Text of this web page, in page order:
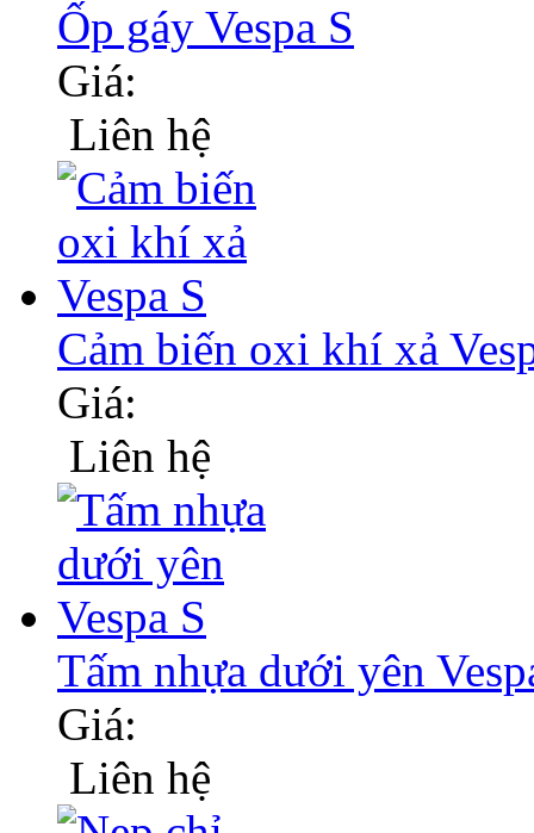
Ốp gáy Vespa S
Giá:
Liên hệ
Cảm biến oxi khí xả
Giá:
Liên hệ
Tấm nhựa dưới yên
Giá:
Liên hệ